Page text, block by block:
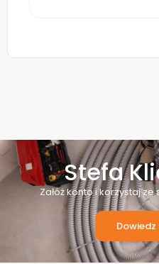
Stefa
Załóż konto i korzystaj
Dowiedz